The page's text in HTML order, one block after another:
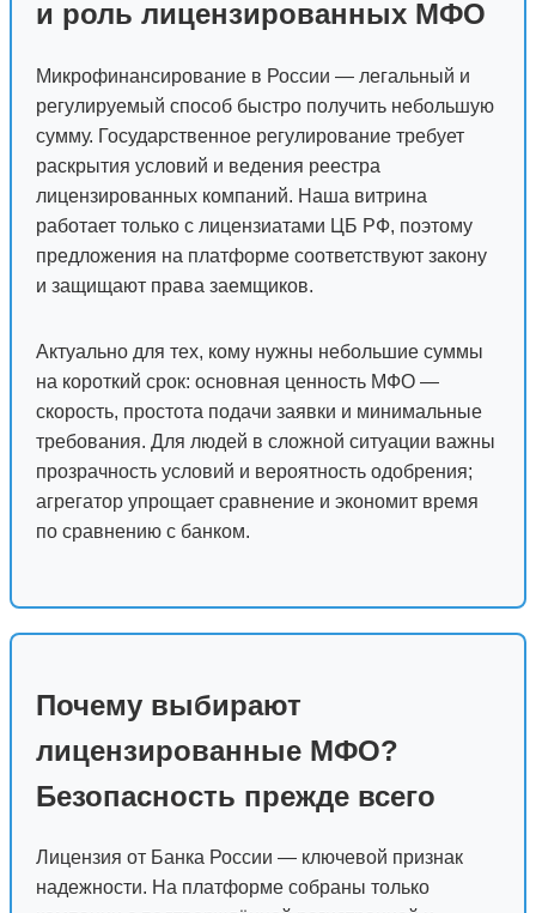
и роль лицензированных МФО
Микрофинансирование в России — легальный и
регулируемый способ быстро получить небольшую
сумму. Государственное регулирование требует
раскрытия условий и ведения реестра
лицензированных компаний. Наша витрина
работает только с лицензиатами ЦБ РФ, поэтому
предложения на платформе соответствуют закону
и защищают права заемщиков.
Актуально для тех, кому нужны небольшие суммы
на короткий срок: основная ценность МФО —
скорость, простота подачи заявки и минимальные
требования. Для людей в сложной ситуации важны
прозрачность условий и вероятность одобрения;
агрегатор упрощает сравнение и экономит время
по сравнению с банком.
Почему выбирают
лицензированные МФО?
Безопасность прежде всего
Лицензия от Банка России — ключевой признак
надежности. На платформе собраны только